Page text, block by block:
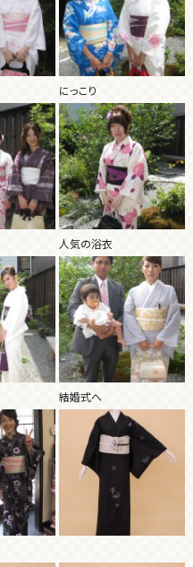
にっこり
人気の浴衣
結婚式へ